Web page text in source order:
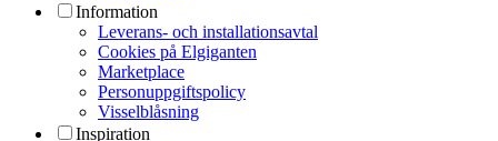
Information
Leverans- och installationsavtal
Cookies på Elgiganten
Marketplace
Personuppgiftspolicy
Visselblåsning
Inspiration